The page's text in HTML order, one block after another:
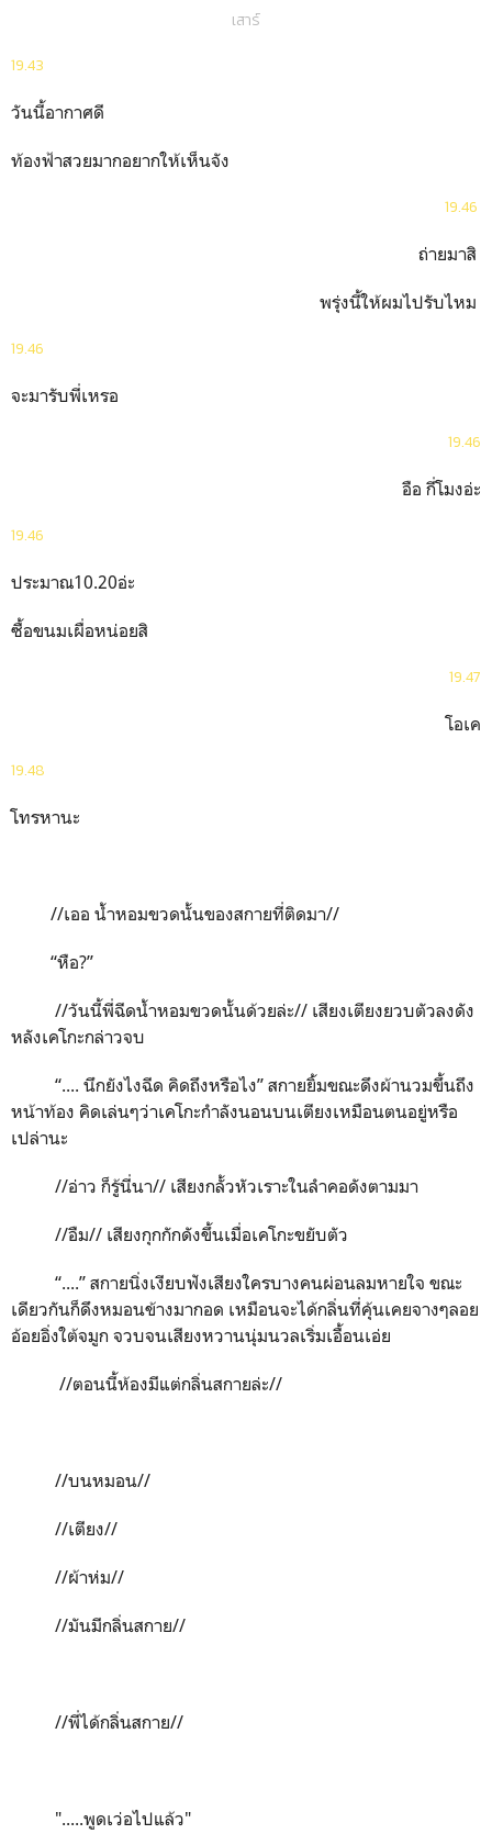
เสาร์
19.43
วันนี้อากาศดี
ท้องฟ้าสวยมากอยากให้เห็นจัง
19.46
ถ่ายมาสิ
พรุ่งนี้ให้ผมไปรับไหม
19.46
จะมารับพี่เหรอ
19.46
อือ กี่โมงอ่ะ
19.46
ประมาณ10.20อ่ะ
ซื้อขนมเผื่อหน่อยสิ
19.47
โอเค
19.48
โทรหานะ
//เออ น้ำหอมขวดนั้นของสกายที่ติดมา//
“หือ?”
//วันนี้พี่ฉีดน้ำหอมขวดนั้นด้วยล่ะ// เสียงเตียงยวบตัวลงดัง
หลังเคโกะกล่าวจบ
“.... นึกยังไงฉีด คิดถึงหรือไง” สกายยิ้มขณะดึงผ้านวมขึ้นถึง
หน้าท้อง คิดเล่นๆว่าเคโกะกำลังนอนบนเตียงเหมือนตนอยู่หรือ
เปล่านะ
//อ่าว ก็รู้นี่นา// เสียงกลั้วหัวเราะในลำคอดังตามมา
//อืม// เสียงกุกกักดังขึ้นเมื่อเคโกะขยับตัว
“....” สกายนิ่งเงียบฟังเสียงใครบางคนผ่อนลมหายใจ ขณะ
เดียวกันก็ดึงหมอนข้างมากอด เหมือนจะได้กลิ่นที่คุ้นเคยจางๆลอย
อ้อยอิ่งใต้จมูก จวบจนเสียงหวานนุ่มนวลเริ่มเอื้อนเอ่ย
//ตอนนี้ห้องมีแต่กลิ่นสกายล่ะ//
//บนหมอน//
//เตียง//
//ผ้าห่ม//
//มันมีกลิ่นสกาย//
//พี่ได้กลิ่นสกาย//
".....พูดเว่อไปแล้ว"